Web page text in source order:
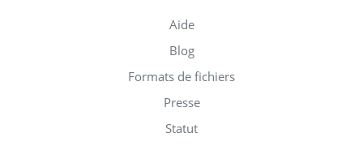
Aide
Blog
Formats de fichiers
Presse
Statut